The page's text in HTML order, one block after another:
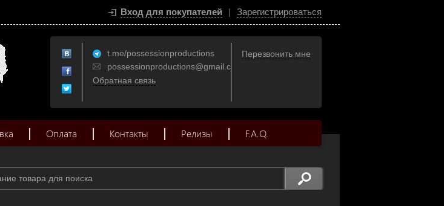
Вход для покупателей | Зарегистрироваться
t.me/possessionproductions
possessionproductions@gmail.com
Обратная связь
Перезвонить мне
Оплата Контакты Релизы F.A.Q.